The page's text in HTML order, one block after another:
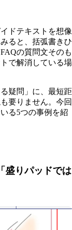
ドテキストを想像
ると、括弧書きひ
の質問文そのも
で解消している場
疑問」に、最短距
要りません。今回
る5つの事例を紹
盛りパッドでは